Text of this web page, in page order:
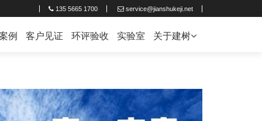
135 5665 1700 service@jianshukeji.net
例 客户见证 环评验收 实验室 关于建树
人才招聘